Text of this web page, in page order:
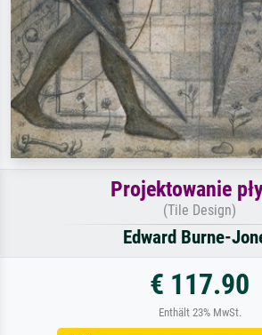
Projektowanie
(Tile Design)
Edward Burne-
€ 117.90
Enthält 23% MwSt.